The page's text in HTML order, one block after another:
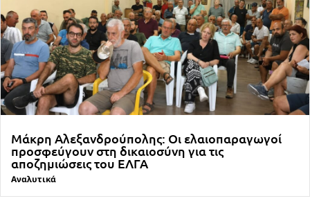
Μάκρη Αλεξανδρούπολης: Οι ελαιοπαραγωγοί
προσφεύγουν στη δικαιοσύνη για τις
αποζημιώσεις του ΕΛΓΑ
Αναλυτικά